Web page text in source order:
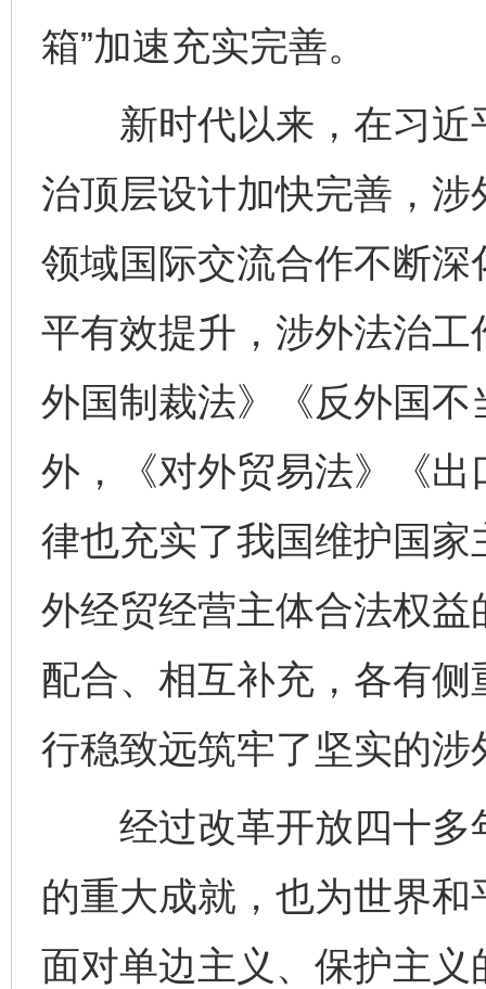
箱”加速充实完善。
新时代以来，在习近
治顶层设计加快完善，
领域国际交流合作不断
平有效提升，涉外法治
外国制裁法》《反外国
外，《对外贸易法》《
律也充实了我国维护国
外经贸经营主体合法权
配合、相互补充，各有
行稳致远筑牢了坚实的涉
经过改革开放四十多
的重大成就，也为世界
面对单边主义、保护主